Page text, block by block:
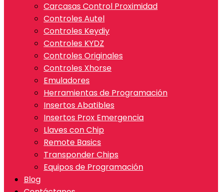
Carcasas Control Proximidad
Controles Autel
Controles Keydiy
Controles KYDZ
Controles Originales
Controles Xhorse
Emuladores
Herramientas de Programación
Insertos Abatibles
Insertos Prox Emergencia
Llaves con Chip
Remote Basics
Transponder Chips
Equipos de Programación
Blog